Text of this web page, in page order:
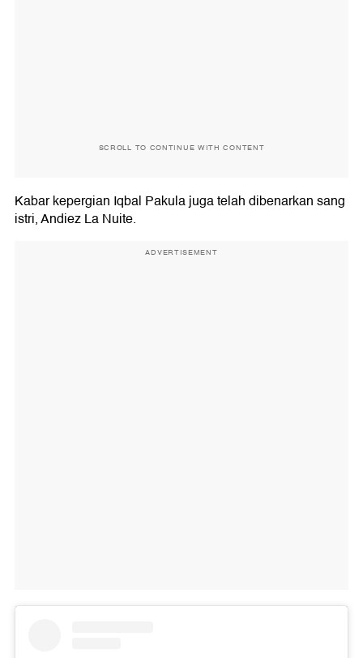
SCROLL TO CONTINUE WITH CONTENT
Kabar kepergian Iqbal Pakula juga telah dibenarkan sang
istri, Andiez La Nuite.
ADVERTISEMENT